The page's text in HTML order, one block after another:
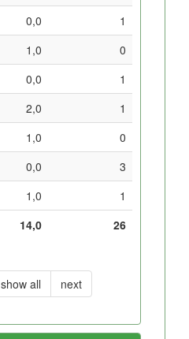
0,0
1
1,0
0
0,0
1
2,0
1
1,0
0
0,0
3
1,0
1
14,0
26
show all next